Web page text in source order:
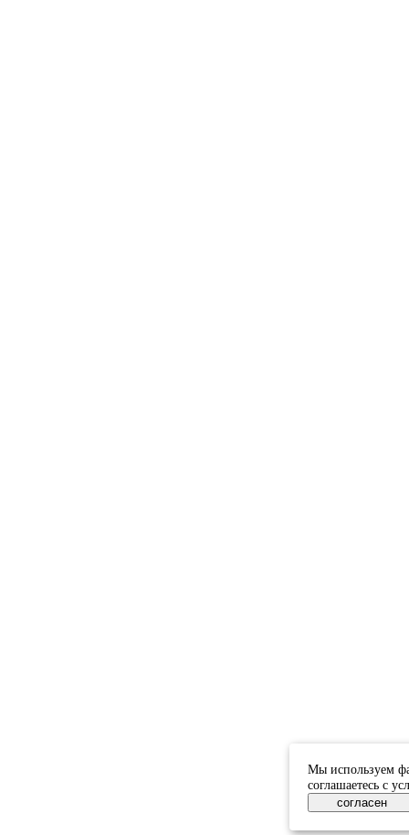
Мы используем
соглашаетесь с
согласен